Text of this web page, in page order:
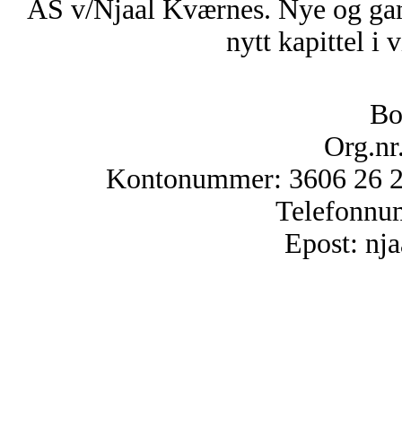
AS v/Njaal Kværnes. Nye og
nytt kapittel i
Kontonummer: 3606 26
Epost: